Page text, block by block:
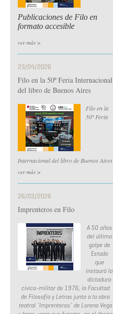
Publicaciones de Filo en
formato accesible
ver más >
23/04/2026
Filo en la 50º Feria Internacional
del libro de Buenos Aires
Filo en la
50º Feria
Internacional del libro de Buenos Aires
ver más >
26/03/2026
Imprenteros en Filo
A 50 años
del último
golpe de
Estado
que
instauró la
dictadura
cívico-militar de 1976, la Facultad
de Filosofía y Letras junto a la obra
teatral ¨Imprenteros¨ de Lorena Vega